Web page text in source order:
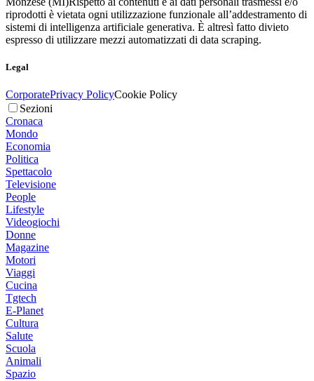
riprodotti è vietata ogni utilizzazione funzionale all’addestramento di
sistemi di intelligenza artificiale generativa. È altresì fatto divieto
espresso di utilizzare mezzi automatizzati di data scraping.
Legal
CorporatePrivacy PolicyCookie Policy
Sezioni
Cronaca
Mondo
Economia
Politica
Spettacolo
Televisione
People
Lifestyle
Videogiochi
Donne
Magazine
Motori
Viaggi
Cucina
Tgtech
E-Planet
Cultura
Salute
Scuola
Animali
Spazio